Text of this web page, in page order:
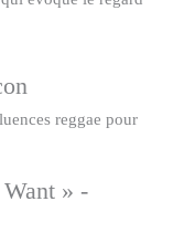
reggae pour
» -